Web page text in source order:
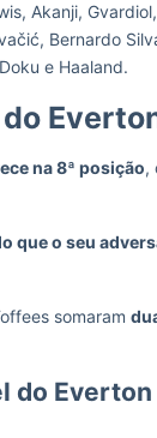
Akanji,
Bernardo
e Haaland.
na 8ª posição,
que o seu
somaram
do Everton